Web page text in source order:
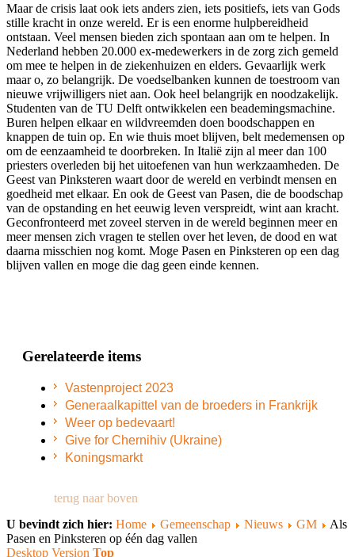
Maar de crisis laat ook iets anders zien, iets positiefs, iets van Gods
stille kracht in onze wereld. Er is een enorme hulpbereidheid
ontstaan. Veel mensen bieden zich spontaan aan om te helpen. In
Nederland hebben 20.000 ex-medewerkers in de zorg zich gemeld
om mee te helpen in de ziekenhuizen en elders. Gevaarlijk werk
maar o, zo belangrijk. De voedselbanken kunnen de toestroom van
nieuwe vrijwilligers niet aan. Ook heel belangrijk en noodzakelijk.
Studenten van de TU Delft ontwikkelen een beademingsmachine.
Buren helpen elkaar en wildvreemden doen boodschappen en
knappen de tuin op. En wie thuis moet blijven, belt medemensen op
om de eenzaamheid te doorbreken. In Italië zijn al meer dan 100
priesters overleden bij het uitoefenen van hun werkzaamheden. De
Geest van Pinksteren waart door de wereld en verbindt mensen en
goedheid met elkaar. En ook de Geest van Pasen, die de boodschap
van de opstanding en het eeuwig leven verspreidt, wint aan kracht.
Geconfronteerd met zoveel sterven in de wereld beginnen meer en
meer mensen zich vragen te stellen over het leven, de dood en wat
daarna misschien nog komt. Moge Pasen en Pinksteren op een dag
blijven vallen en moge die dag geen einde kennen.
Gerelateerde items
Vastenproject 2023
Generaalkapittel van de broeders in Frankrijk
Weer op bedevaart!
Give for Chernihiv (Ukraine)
Koningsmarkt
terug naar boven
U bevindt zich hier: Home Gemeenschap Nieuws GM
Als
Pasen en Pinksteren op één dag vallen
Desktop Version Top